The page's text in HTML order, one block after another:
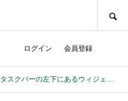
ログイン 会員登録
タスクバーの左下にあるウィジェットを非表示にする方法【Windows11】